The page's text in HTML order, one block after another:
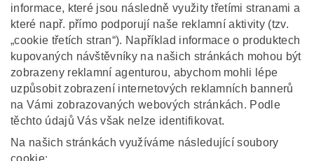
informace, které jsou následně využity třetími stranami a
které např. přímo podporují naše reklamní aktivity (tzv.
„cookie třetích stran“). Například informace o produktech
kupovaných návštěvníky na našich stránkách mohou být
zobrazeny reklamní agenturou, abychom mohli lépe
uzpůsobit zobrazení internetových reklamních bannerů
na Vámi zobrazovaných webových stránkách. Podle
těchto údajů Vás však nelze identifikovat.
Na našich stránkách využíváme následující soubory
cookie: